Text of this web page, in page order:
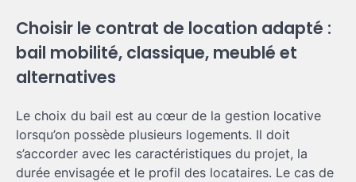
Choisir le contrat de location adapté :
bail mobilité, classique, meublé et
alternatives
Le choix du bail est au cœur de la gestion locative
lorsqu’on possède plusieurs logements. Il doit
s’accorder avec les caractéristiques du projet, la
durée envisagée et le profil des locataires. Le cas de